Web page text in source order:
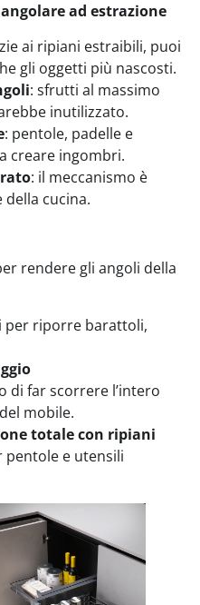
ad estrazione
ai ripiani estraibili, puoi
gli oggetti più nascosti.
: sfrutti al massimo
inutilizzato.
: pentole, padelle e
creare ingombri.
: il meccanismo è
cucina.
rendere gli angoli della
per riporre barattoli,
di far scorrere l’intero
mobile.
totale con ripiani
pentole e utensili